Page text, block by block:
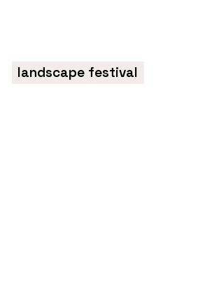
landscape festival